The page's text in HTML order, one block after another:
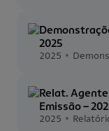
2025
2025
Relat.
Emissão –
2025